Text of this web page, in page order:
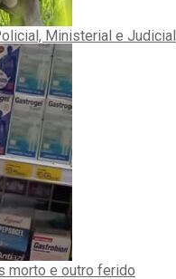
Ministerial e Judicial
morto e outro ferido